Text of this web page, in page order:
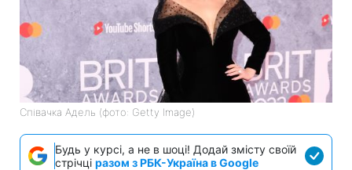
Співачка Адель (фото: Getty Image)
Будь у курсі, а не в шоці! Додай змісту своїй
стрічці разом з РБК-Україна в Google